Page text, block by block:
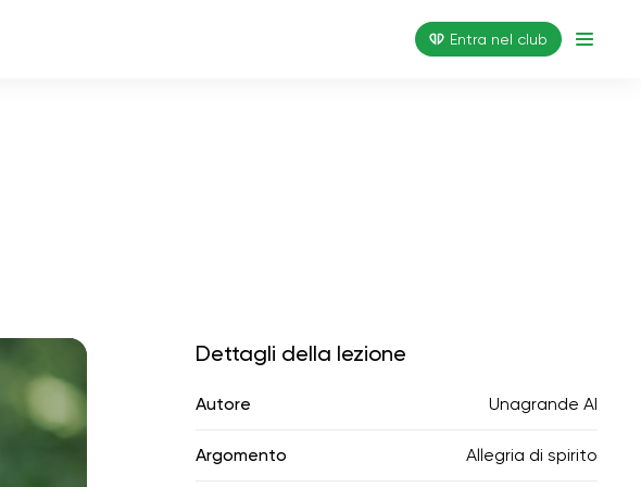
Entra nel club
Dettagli della lezione
Autore Unagrande AI
Argomento Allegria di spirito